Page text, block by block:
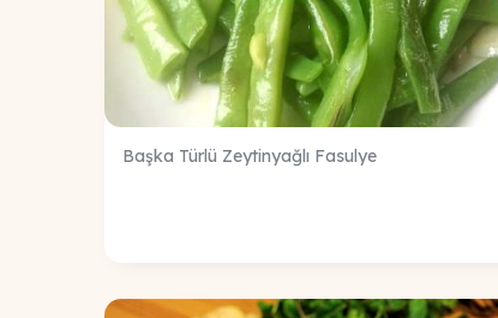
Başka Türlü Zeytinyağlı Fasulye